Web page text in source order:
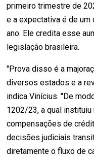
primeiro trimestre de
e a expectativa é de
ano. Ele credita esse
legislação brasileira.
"Prova disso é a
diversos estados e a
indica Vinícius. "De
1202/23, a qual instituiu
compensações de
decisões judiciais
diretamente o fluxo de